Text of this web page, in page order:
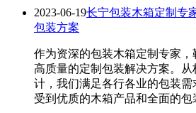
2023-06-19长宁包装木箱定制专
包装方案
作为资深的包装木箱定制专家
高质量的定制包装解决方案。
计，我们满足各行各业的包装
受到优质的木箱产品和全面的包